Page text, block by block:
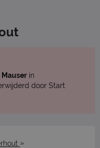
Mauserin
door Start
»